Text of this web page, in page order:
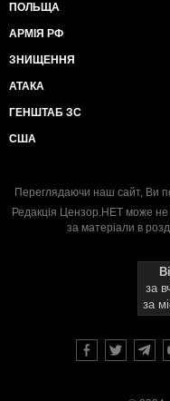
ПОЛЬЩА
АРМІЯ РФ
ЗНИЩЕННЯ
АТАКА
ГЕНШТАБ ЗС
США
Переглядаючи наш сайт, Ви
Редакція Цензор.НЕТ може не
за матеріали в
за
за